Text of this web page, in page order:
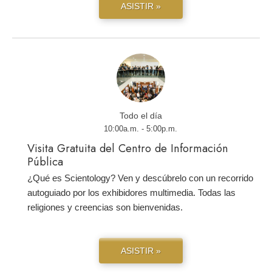
ASISTIR »
Todo el día
10:00a.m. - 5:00p.m.
Visita Gratuita del Centro de Información
Pública
¿Qué es Scientology? Ven y descúbrelo con un recorrido
autoguiado por los exhibidores multimedia. Todas las
religiones y creencias son bienvenidas.
ASISTIR »